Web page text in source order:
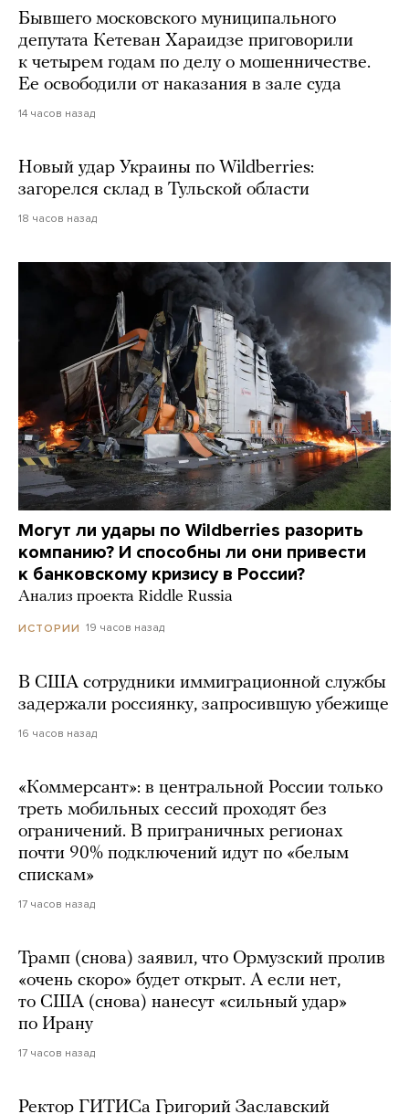
Бывшего московского муниципального
депутата Кетеван Хараидзе приговорили
к четырем годам по делу о мошенничестве.
Ее освободили от наказания в зале суда
14 часов назад
Новый удар Украины по Wildberries:
загорелся склад в Тульской области
18 часов назад
Могут ли удары по Wildberries разорить
компанию? И способны ли они привести
к банковскому кризису в России?
Анализ проекта Riddle Russia
ИСТОРИИ 19 часов назад
В США сотрудники иммиграционной службы
задержали россиянку, запросившую убежище
16 часов назад
«Коммерсант»: в центральной России только
треть мобильных сессий проходят без
ограничений. В приграничных регионах
почти 90% подключений идут по «белым
спискам»
17 часов назад
Трамп (снова) заявил, что Ормузский пролив
«очень скоро» будет открыт. А если нет,
то США (снова) нанесут «сильный удар»
по Ирану
17 часов назад
Ректор ГИТИСа Григорий Заславский